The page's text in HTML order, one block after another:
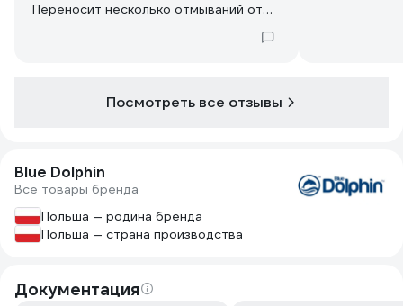
Переносит несколько отмываний от
Посмотреть все отзывы
Blue Dolphin
Все товары бренда
Польша — родина бренда
Польша — страна производства
Документация